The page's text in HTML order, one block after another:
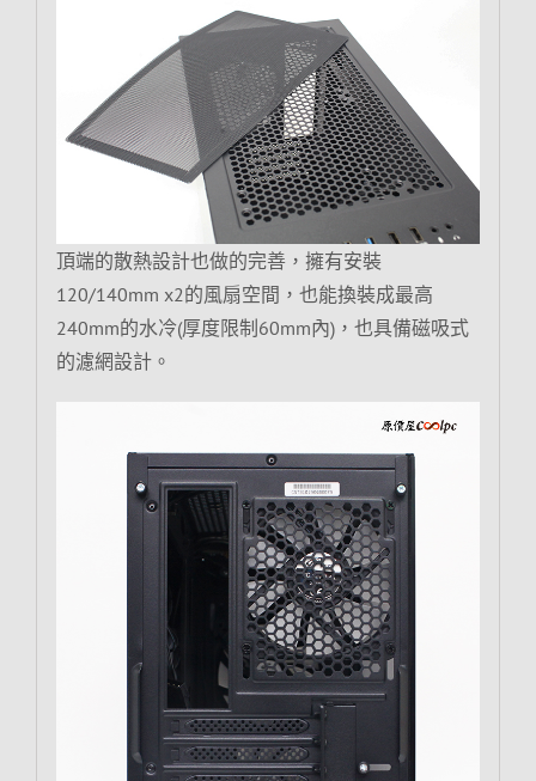
頂端的散熱設計也做的完善，擁有安裝
120/140mm x2的風扇空間，也能換裝成最高
240mm的水冷(厚度限制60mm內)，也具備磁吸式
的濾網設計。